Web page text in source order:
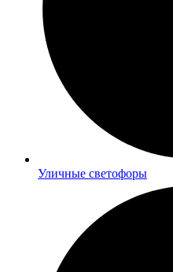
Уличные светофоры